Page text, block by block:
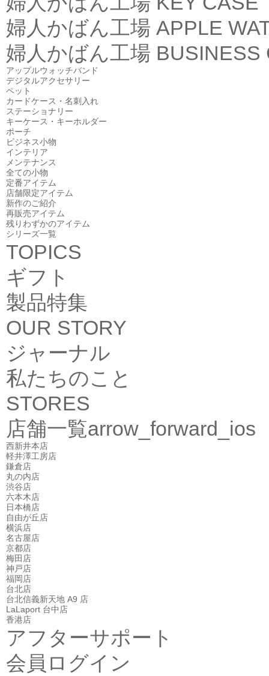
婦人かばん工場 APPLE
婦人かばん工場 BUSINESS
アップルウォッチバンド
デジタルアクセサリー
ペット
カードケース・名刺入れ
ステーショナリー
キーケース・キーホルダー
ポーチ
ビジネス小物
インテリア
メンテナンス
全ての小物
定番アイテム
店舗限定アイテム
新作のご紹介
再販売アイテム
残りわずかのアイテム
シリーズ一覧
TOPICS
ギフト
製品特集
OUR STORY
ジャーナル
私たちのこと
STORES
店舗一覧arrow_forward_ios
西新井本店
軽井澤工房店
鎌倉店
丸の内店
渋谷店
六本木店
日本橋店
自由が丘店
横浜店
名古屋店
京都店
梅田店
神戸店
福岡店
台北店
台北信義新天地 A9 店
LaLaport 台中店
香港店
アフターサポート
会員ログイン